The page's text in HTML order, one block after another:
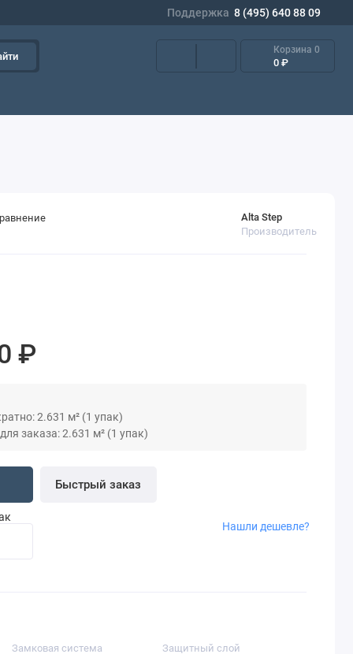
Поддержка 8 (495) 640 88 09
Корзина 0
0 ₽
Alta Step
Производитель
₽
2.631 м² (1 упак)
заказа: 2.631 м² (1 упак)
Быстрый заказ
Нашли дешевле?
Замковая система Защитный слой